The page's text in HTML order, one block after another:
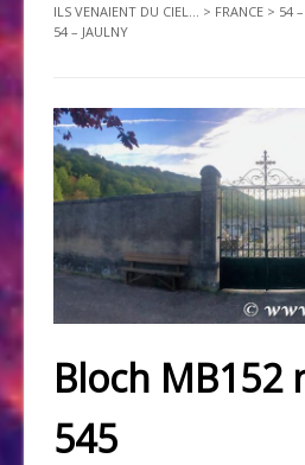
ILS VENAIENT DU CIEL... > FRANCE > 54
54 – JAULNY
Bloch MB152
545